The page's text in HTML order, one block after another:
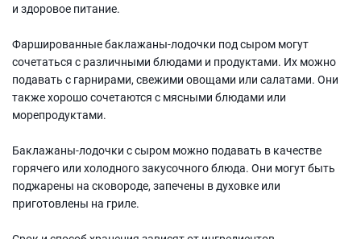
и здоровое питание.
Фаршированные баклажаны-лодочки под сыром могут
сочетаться с различными блюдами и продуктами. Их можно
подавать с гарнирами, свежими овощами или салатами. Они
также хорошо сочетаются с мясными блюдами или
морепродуктами.
Баклажаны-лодочки с сыром можно подавать в качестве
горячего или холодного закусочного блюда. Они могут быть
поджарены на сковороде, запечены в духовке или
приготовлены на гриле.